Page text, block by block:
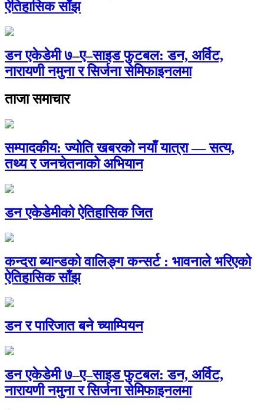
ऐतिहासिक साँझ
डन एकेडेमी ७–ए–साइड फुटबल: डन, अर्विट,
नारायणी नमुना र सिर्जना सेमिफाइनलमा
ताजा समाचार
सम्पादकीय: ज्योति खबरको नयाँ यात्रा — सत्य,
तथ्य र जनचेतनाको अभियान
डन एकेडेमीको ऐतिहासिक जित
कन्दरा ब्यान्डको वालिङ्ग कन्सर्ट : भावनाले भरिएको
ऐतिहासिक साँझ
डन र पारिजात बने च्याम्पियन
डन एकेडेमी ७–ए–साइड फुटबल: डन, अर्विट,
नारायणी नमुना र सिर्जना सेमिफाइनलमा